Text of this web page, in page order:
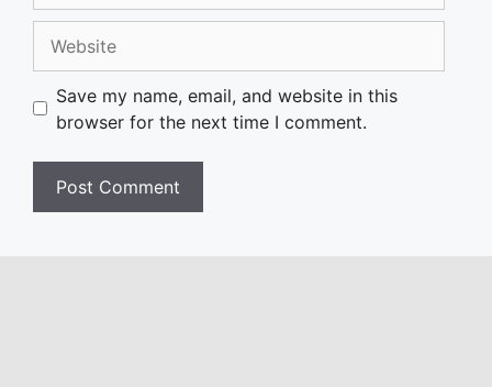
Save my name, email, and website in this
browser for the next time I comment.